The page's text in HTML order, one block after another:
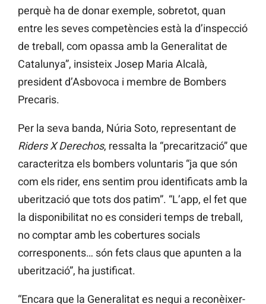
perquè ha de donar exemple, sobretot, quan
entre les seves competències està la d’inspecció
de treball, com opassa amb la Generalitat de
Catalunya”, insisteix Josep Maria Alcalà,
president d’Asbovoca i membre de Bombers
Precaris.
Per la seva banda, Núria Soto, representant de
Riders X Derechos, ressalta la “precarització” que
caracteritza els bombers voluntaris “ja que són
com els rider, ens sentim prou identificats amb la
uberització que tots dos patim”. “L’app, el fet que
la disponibilitat no es consideri temps de treball,
no comptar amb les cobertures socials
corresponents… són fets claus que apunten a la
uberització”, ha justificat.
“Encara que la Generalitat es negui a reconèixer-